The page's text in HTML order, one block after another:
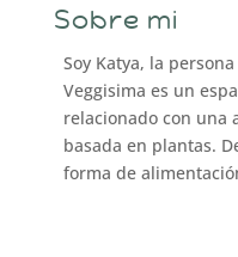
Sobre mi
Soy Katya, la
Veggisima es un
relacionado con una
basada en plantas.
forma de